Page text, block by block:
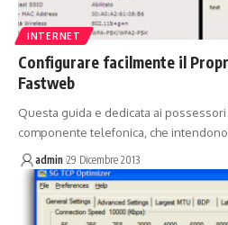
INTERNET
Configurare facilmente il
Fastweb
Questa guida e dedicata ai possessori
componente telefonica, che
admin 29 Dicembre 2013